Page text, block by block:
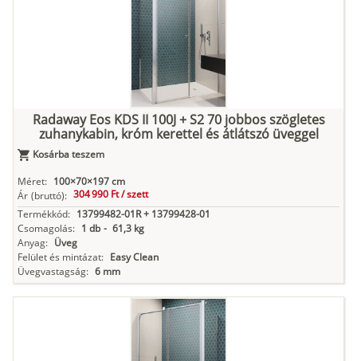
Radaway Eos KDS II 100J + S2 70 jobbos szögletes
zuhanykabin, króm kerettel és átlátszó üveggel
Kosárba teszem
Méret: 100×70×197 cm
Ár (bruttó): 304 990 Ft /szett
Termékkód: 13799482-01R + 13799428-01
Csomagolás: 1 db - 61,3 kg
Anyag: Üveg
Felület és mintázat: Easy Clean
Üvegvastagság: 6 mm